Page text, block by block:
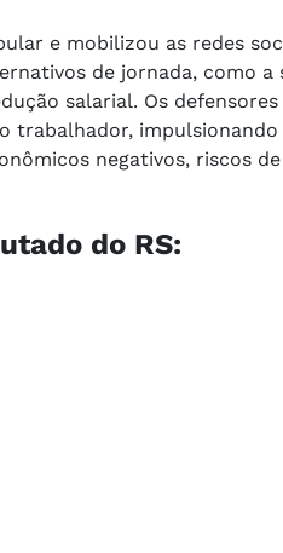
e mobilizou as redes
de jornada, como
salarial. Os
trabalhador,
negativos, riscos de
do RS: